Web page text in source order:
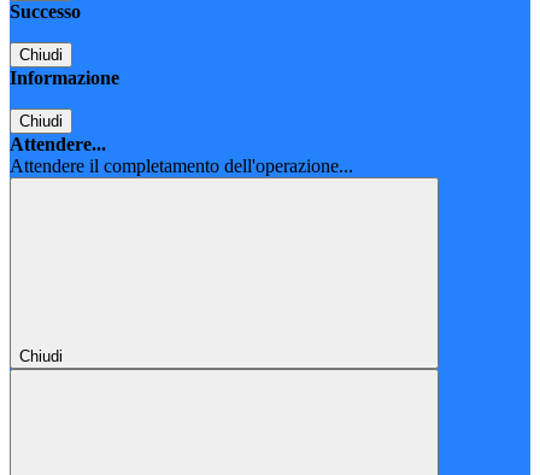
Successo
Chiudi
Informazione
Chiudi
Attendere...
Attendere il completamento dell'operazione...
Chiudi